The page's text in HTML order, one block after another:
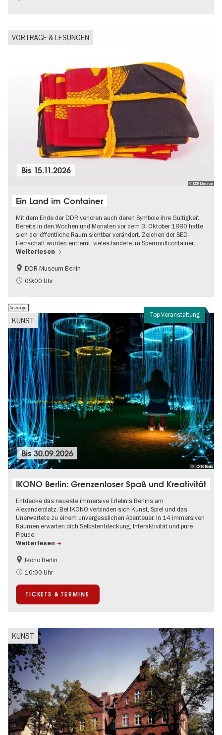
VORTRÄGE & LESUNGEN
© DDR Museum
Bis 15.11.2026
Ein Land im Container
Mit dem Ende der DDR verloren auch deren Symbole ihre Gültigkeit.
Bereits in den Wochen und Monaten vor dem 3. Oktober 1990 hatte
sich der öffentliche Raum sichtbar verändert. Zeichen der SED-
Herrschaft wurden entfernt, vieles landete im Sperrmüllcontainer…
Weiterlesen
DDR-Geschichte
Politik & Gesellschaft
DDR Museum Berlin
09:00 Uhr
Top-Veranstaltung
KUNST
Anzeige
© IKONO Berlin
Bis30.09.2026
IKONO Berlin: Grenzenloser Spaß und Kreativität
Entdecke das neueste immersive Erlebnis Berlins am
Alexanderplatz. Bei IKONO verbinden sich Kunst, Spiel und das
Unerwartete zu einem unvergesslichen Abenteuer. In 14 immersiven
Räumen erwarten dich Selbstentdeckung, Interaktivität und pure
Freude.
Weiterlesen
Kinder
Kultursommer
Ikono Berlin
10:00 Uhr
TICKETS & TERMINE
KUNST